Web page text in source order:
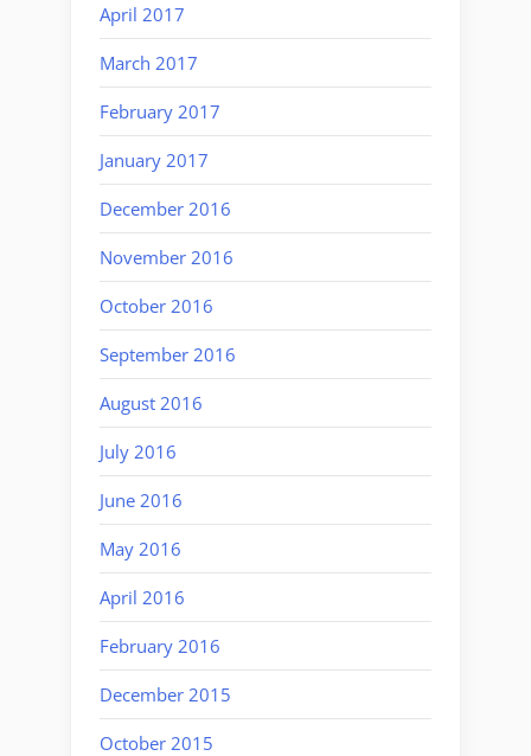
April 2017
March 2017
February 2017
January 2017
December 2016
November 2016
October 2016
September 2016
August 2016
July 2016
June 2016
May 2016
April 2016
February 2016
December 2015
October 2015